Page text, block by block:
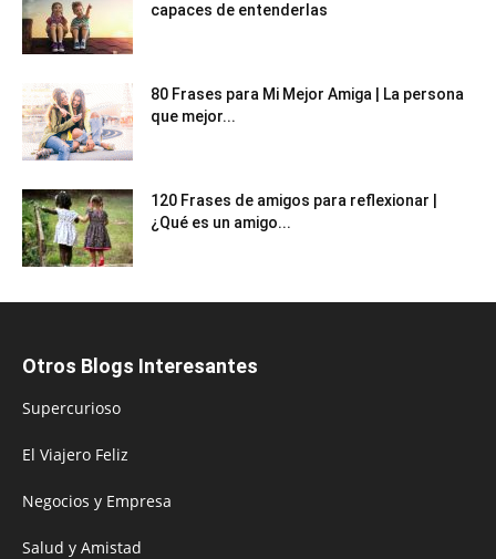
capaces de entenderlas
80 Frases para Mi Mejor Amiga | La persona
que mejor...
120 Frases de amigos para reflexionar |
¿Qué es un amigo...
Otros Blogs Interesantes
Supercurioso
El Viajero Feliz
Negocios y Empresa
Salud y Amistad